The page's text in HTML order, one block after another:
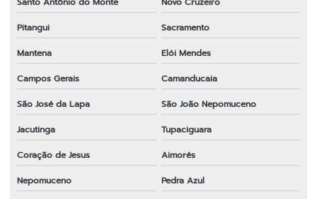
Pitangui
Sacramento
Mantena
Elói Mendes
Campos Gerais
Camanducaia
São José da Lapa
São João Nepomuceno
Jacutinga
Tupaciguara
Coração de Jesus
Aimorés
Nepomuceno
Pedra Azul